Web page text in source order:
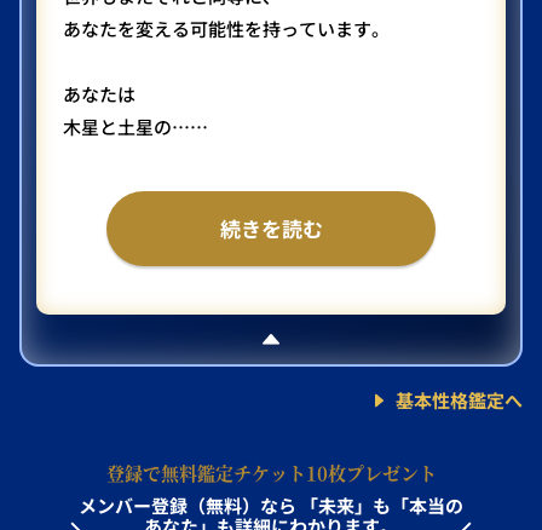
あなたを変える可能性を持っています。
あなたは
木星と土星の……
続きを読む
基本性格鑑定へ
登録で無料鑑定チケット10枚プレゼント
メンバー登録（無料）なら
「未来」も「本当の